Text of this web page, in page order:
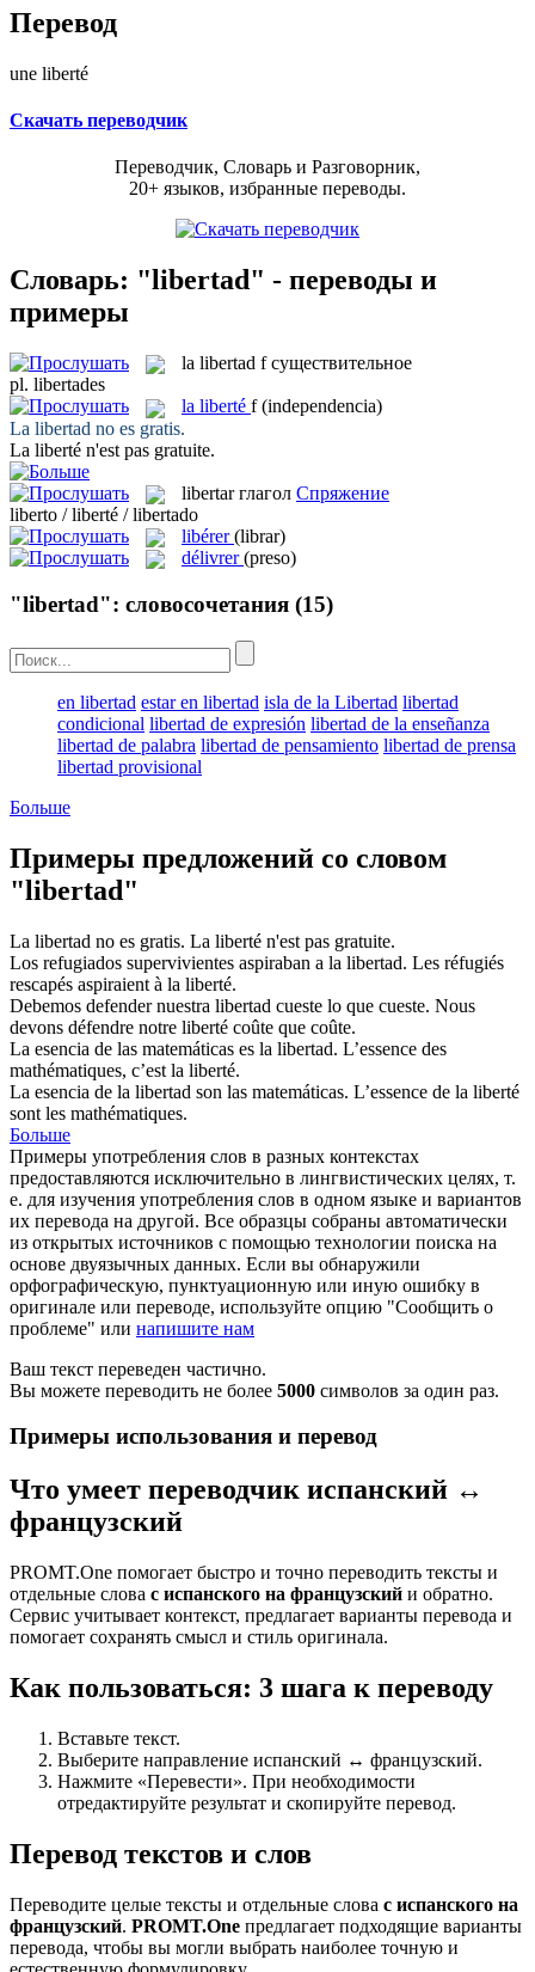
Перевод
une liberté
Скачать переводчик
Переводчик, Словарь и Разговорник,
20+ языков, избранные переводы.
Словарь: "libertad" - переводы и
примеры
la libertad f существительное
pl. libertades
la liberté f (independencia)
La libertad no es gratis.
La liberté n'est pas gratuite.
libertar глагол Спряжение
liberto / liberté / libertado
libérer (librar)
délivrer (preso)
"libertad": словосочетания (15)
en libertad estar en libertad isla de la Libertad libertad
condicional libertad de expresión libertad de la enseñanza
libertad de palabra libertad de pensamiento libertad de prensa
libertad provisional
Больше
Примеры предложений со словом
"libertad"
La libertad no es gratis. La liberté n'est pas gratuite.
Los refugiados supervivientes aspiraban a la libertad. Les réfugiés
rescapés aspiraient à la liberté.
Debemos defender nuestra libertad cueste lo que cueste. Nous
devons défendre notre liberté coûte que coûte.
La esencia de las matemáticas es la libertad. L’essence des
mathématiques, c’est la liberté.
La esencia de la libertad son las matemáticas. L’essence de la liberté
sont les mathématiques.
Больше
Примеры употребления слов в разных контекстах
предоставляются исключительно в лингвистических целях, т.
е. для изучения употребления слов в одном языке и вариантов
их перевода на другой. Все образцы собраны автоматически
из открытых источников с помощью технологии поиска на
основе двуязычных данных. Если вы обнаружили
орфографическую, пунктуационную или иную ошибку в
оригинале или переводе, используйте опцию "Сообщить о
проблеме" или напишите нам
Ваш текст переведен частично.
Вы можете переводить не более 5000 символов за один раз.
Примеры использования и перевод
Что умеет переводчик испанский ↔
французский
PROMT.One помогает быстро и точно переводить тексты и
отдельные слова с испанского на французский и обратно.
Сервис учитывает контекст, предлагает варианты перевода и
помогает сохранять смысл и стиль оригинала.
Как пользоваться: 3 шага к переводу
Вставьте текст.
Выберите направление испанский ↔ французский.
Нажмите «Перевести». При необходимости
отредактируйте результат и скопируйте перевод.
Перевод текстов и слов
Переводите целые тексты и отдельные слова с испанского на
французский. PROMT.One предлагает подходящие варианты
перевода, чтобы вы могли выбрать наиболее точную и